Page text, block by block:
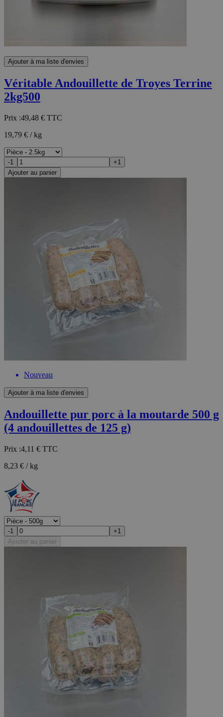
Ajouter à ma liste d'envies
Véritable Andouillette de Troyes Terrine
2kg500
Prix :49,48 € TTC
19,79 € / kg
-1
+1
Ajouter au panier
Nouveau
Ajouter à ma liste d'envies
Andouillette pur porc à la moutarde 500 g
(4 andouillettes de 125 g)
Prix :4,11 € TTC
8,23 € / kg
-1
+1
Ajouter au panier